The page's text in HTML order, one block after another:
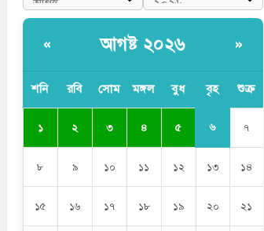
« আগষ্ট ২০২৬ »
শনি রবি সোম মঙ্গল বুধ বৃহ শুক্র
১ ২ ৩ ৪ ৫ ৬ ৭
৮ ৯ ১০ ১১ ১২ ১৩ ১৪
১৫ ১৬ ১৭ ১৮ ১৯ ২০ ২১